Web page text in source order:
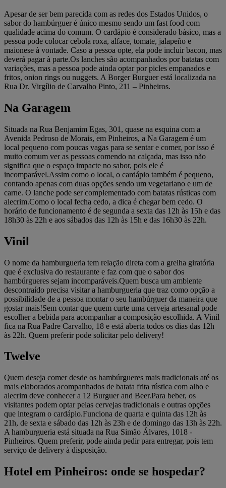
Apesar de ser bem parecida com as redes dos Estados Unidos, o
sabor do hambúrguer é único mesmo sendo um fast food com
qualidade acima do comum. O cardápio é considerado básico, mas a
pessoa pode colocar cebola roxa, alface, tomate, jalapeño e
maionese à vontade. Caso a pessoa opte, ela pode incluir bacon, mas
deverá pagar à parte.Os lanches são acompanhados por batatas com
variações, mas a pessoa pode ainda optar por picles empanados e
fritos, onion rings ou nuggets. A Borger Burguer está localizada na
Rua Dr. Virgílio de Carvalho Pinto, 211 – Pinheiros.
Na Garagem
Situada na Rua Benjamim Egas, 301, quase na esquina com a
Avenida Pedroso de Morais, em Pinheiros, a Na Garagem é um
local pequeno com poucas vagas para se sentar e comer, por isso é
muito comum ver as pessoas comendo na calçada, mas isso não
significa que o espaço impacte no sabor, pois ele é
incomparável.Assim como o local, o cardápio também é pequeno,
contando apenas com duas opções sendo um vegetariano e um de
carne. O lanche pode ser complementado com batatas rústicas com
alecrim.Como o local fecha cedo, a dica é chegar bem cedo. O
horário de funcionamento é de segunda a sexta das 12h às 15h e das
18h30 às 22h e aos sábados das 12h às 15h e das 16h30 às 22h.
Vinil
O nome da hamburgueria tem relação direta com a grelha giratória
que é exclusiva do restaurante e faz com que o sabor dos
hambúrgueres sejam incomparáveis.Quem busca um ambiente
descontraído precisa visitar a hamburgueria que traz como opção a
possibilidade de a pessoa montar o seu hambúrguer da maneira que
gostar mais!Sem contar que quem curte uma cerveja artesanal pode
escolher a bebida para acompanhar a composição escolhida. A Vinil
fica na Rua Padre Carvalho, 18 e está aberta todos os dias das 12h
às 22h. Quem preferir pode solicitar pelo delivery!
Twelve
Quem deseja comer desde os hambúrgueres mais tradicionais até os
mais elaborados acompanhados de batata frita rústica com alho e
alecrim deve conhecer a 12 Burguer and Beer.Para beber, os
visitantes podem optar pelas cervejas tradicionais e outras opções
que integram o cardápio.Funciona de quarta e quinta das 12h às
21h, de sexta e sábado das 12h às 23h e de domingo das 13h às 22h.
A hamburgueria está situada na Rua Simão Álvares, 1018 -
Pinheiros. Quem preferir, pode ainda pedir para entregar, pois tem
serviço de delivery à disposição.
Hotel em Pinheiros: onde se hospedar?